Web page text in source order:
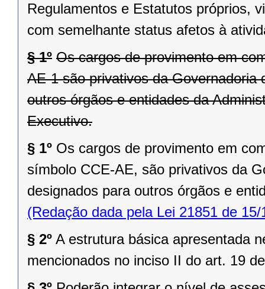
Regulamentos e Estatutos próprios,
com semelhante status afetos à
§ 1º Os cargos de provimento em
AE-1 são privativos da Governadoria
outros órgãos e entidades da
Executivo.
§ 1º Os cargos de provimento em
símbolo CCE-AE, são privativos da
designados para outros órgãos e
(Redação dada pela Lei 21851 de 15/
§ 2º A estrutura básica apresentada
mencionados no inciso II do art. 19